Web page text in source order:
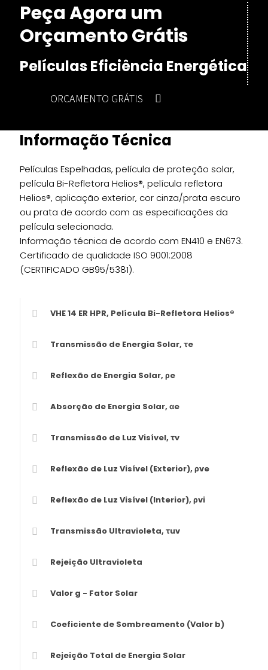
Peça Agora um
Orçamento Grátis
Películas Eficiência Energética
ORÇAMENTO GRÁTIS
Informação Técnica
Películas Espelhadas, película de proteção solar,
película Bi-Refletora Helios®, película refletora
Helios®, aplicação exterior, cor cinza/prata escuro
ou prata de acordo com as especificações da
película selecionada.
Informação técnica de acordo com EN410 e EN673.
Certificado de qualidade ISO 9001:2008
(CERTIFICADO GB95/5381).
VHE 14 ER HPR, Película Bi-Refletora Helios®
Transmissão de Energia Solar, τe
Reflexão de Energia Solar, ρe
Absorção de Energia Solar, αe
Transmissão de Luz Visível, τv
Reflexão de Luz Visível (Exterior), ρve
Reflexão de Luz Visível (Interior), ρvi
Transmissão Ultravioleta, τuv
Rejeição Ultravioleta
Valor g - Fator Solar
Coeficiente de Sombreamento (Valor b)
Rejeição Total de Energia Solar